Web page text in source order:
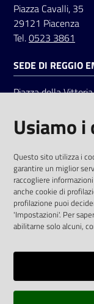
Piazza Cavalli, 35
29121 Piacenza
Tel.0523 3861
SEDE DI REGGIO
Piazza della
Tel.0522 7961
Linkedin
Informative e
Usiamo i
Questo sito utilizza i
garantire un miglior
raccogliere
anche cookie di
profilazione puoi
'Impostazioni'. Per
abilitarne solo alcuni,